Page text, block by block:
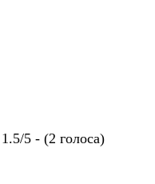
1.5/5 - (2 голоса)